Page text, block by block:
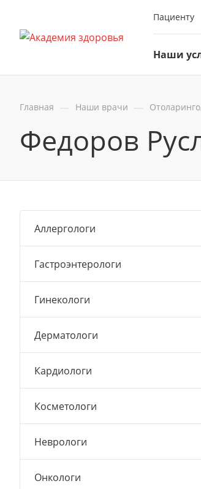
Пациенту
Наши
Главная — Наши врачи —
Федоров
Аллергологи
Гастроэнтерологи
Гинекологи
Дерматологи
Кардиологи
Косметологи
Неврологи
Онкологи